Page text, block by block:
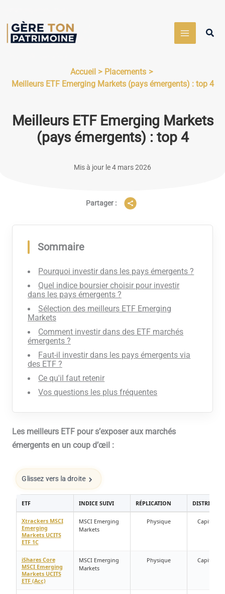
contenu
Accueil
Placements
Meilleurs ETF Emerging Markets (pays émergents) : top 4
Meilleurs ETF Emerging Markets
(pays émergents) : top 4
Mis à jour le 4 mars 2026
Partager :
Sommaire
Pourquoi investir dans les pays émergents ?
Quel indice boursier choisir pour investir
dans les pays émergents ?
Sélection des meilleurs ETF Emerging
Markets
Comment investir dans des ETF marchés
émergents ?
Faut-il investir dans les pays émergents via
des ETF ?
Ce qu'il faut retenir
Vos questions les plus fréquentes
Les meilleurs ETF pour s’exposer aux marchés
émergents en un coup d’œil :
Glissez vers la droite
ETF INDICE SUIVI RÉPLICATION
Xtrackers MSCI
Emerging
Markets UCITS
ETF 1C
MSCI Emerging
Markets
Physique
iShares Core
MSCI Emerging
Markets UCITS
ETF (Acc)
MSCI Emerging
Markets
Physique